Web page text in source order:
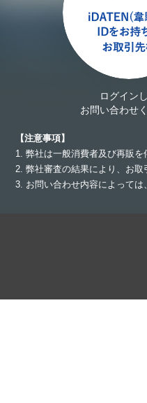
ログイン
お問い合わせ
【注意事項】
1. 弊社は一般消費者及び再販
2. 弊社審査の結果により、お取
3. お問い合わせ内容によって